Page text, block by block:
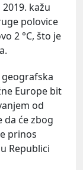
kažu
polovice
2 °C, što je
geografska
Europe bit
od
da će zbog
prinos
Republici